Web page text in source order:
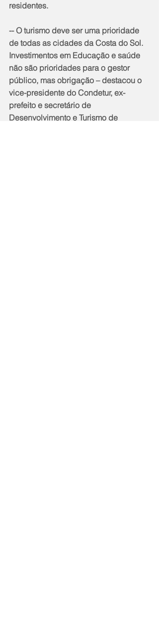
residentes.
-- O turismo deve ser uma prioridade
de todas as cidades da Costa do Sol.
Investimentos em Educação e saúde
não são prioridades para o gestor
público, mas obrigação – destacou o
vice-presidente do Condetur, ex-
prefeito e secretário de
Desenvolvimento e Turismo de